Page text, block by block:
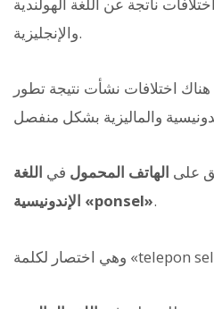
والإنجليزية.
هناك اختلافات نشأت نتيجة تطور
على الهاتف المحمول في اللغة
الإندونيسية «ponsel».